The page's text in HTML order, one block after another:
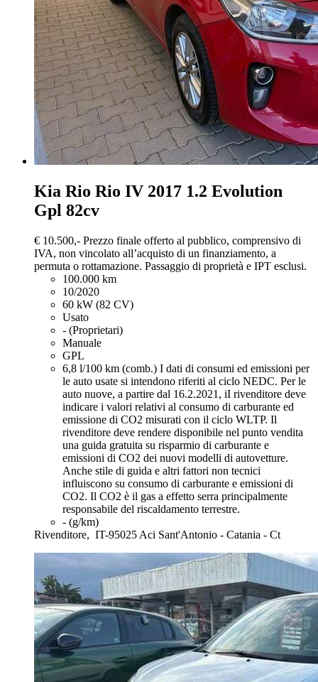
Kia Rio Rio IV 2017 1.2 Evolution
Gpl 82cv
€ 10.500,- Prezzo finale offerto al pubblico, comprensivo di
IVA, non vincolato all’acquisto di un finanziamento, a
permuta o rottamazione. Passaggio di proprietà e IPT esclusi.
100.000 km
10/2020
60 kW (82 CV)
Usato
- (Proprietari)
Manuale
GPL
6,8 l/100 km (comb.) I dati di consumi ed emissioni per
le auto usate si intendono riferiti al ciclo NEDC. Per le
auto nuove, a partire dal 16.2.2021, iI rivenditore deve
indicare i valori relativi al consumo di carburante ed
emissione di CO2 misurati con il ciclo WLTP. Il
rivenditore deve rendere disponibile nel punto vendita
una guida gratuita su risparmio di carburante e
emissioni di CO2 dei nuovi modelli di autovetture.
Anche stile di guida e altri fattori non tecnici
influiscono su consumo di carburante e emissioni di
CO2. Il CO2 è il gas a effetto serra principalmente
responsabile del riscaldamento terrestre.
- (g/km)
Rivenditore, IT-95025 Aci Sant'Antonio - Catania - Ct